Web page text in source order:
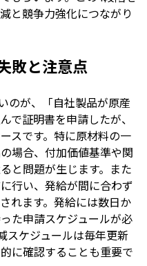
と競争力強化につながり
敗と注意点
のが、「自社製品が原産
で証明書を申請したが、
スです。特に原材料の一
場合、付加価値基準や関
と問題が生じます。また
行い、発給が間に合わず
れます。発給には数日か
た申請スケジュールが必
スケジュールは毎年更新
に確認することも重要で